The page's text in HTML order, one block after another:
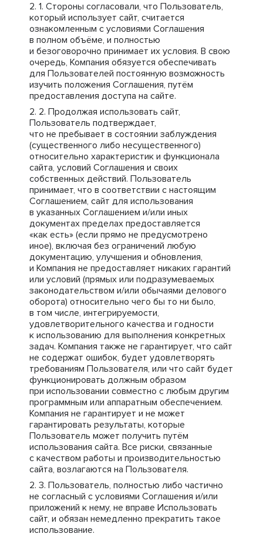
Стороны согласовали, что Пользователь,
который использует сайт, считается
ознакомленным с условиями Соглашения
в полном объёме, и полностью
и безоговорочно принимает их условия. В свою
очередь, Компания обязуется обеспечивать
для Пользователей постоянную возможность
изучить положения Соглашения, путём
предоставления доступа на сайте.
Продолжая использовать сайт,
Пользователь подтверждает,
что не пребывает в состоянии заблуждения
(существенного либо несущественного)
относительно характеристик и функционала
сайта, условий Соглашения и своих
собственных действий. Пользователь
принимает, что в соответствии с настоящим
Соглашением, сайт для использования
в указанных Соглашением и/или иных
документах пределах предоставляется
«как есть» (если прямо не предусмотрено
иное), включая без ограничений любую
документацию, улучшения и обновления,
и Компания не предоставляет никаких гарантий
или условий (прямых или подразумеваемых
законодательством и/или обычаями делового
оборота) относительно чего бы то ни было,
в том числе, интегрируемости,
удовлетворительного качества и годности
к использованию для выполнения конкретных
задач. Компания также не гарантирует, что сайт
не содержат ошибок, будет удовлетворять
требованиям Пользователя, или что сайт будет
функционировать должным образом
при использовании совместно с любым другим
программным или аппаратным обеспечением.
Компания не гарантирует и не может
гарантировать результаты, которые
Пользователь может получить путём
использования сайта. Все риски, связанные
с качеством работы и производительностью
сайта, возлагаются на Пользователя.
Пользователь, полностью либо частично
не согласный с условиями Соглашения и/или
приложений к нему, не вправе Использовать
сайт, и обязан немедленно прекратить такое
использование.